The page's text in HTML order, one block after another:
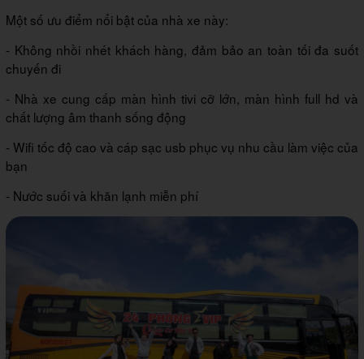
Một số ưu điểm nổi bật của nhà xe này:
- Không nhồi nhét khách hàng, đảm bảo an toàn tối đa suốt
chuyến đi
- Nhà xe cung cấp màn hình tivi cỡ lớn, màn hình full hd và
chất lượng âm thanh sống động
- Wifi tốc độ cao và cáp sạc usb phục vụ nhu cầu làm việc của
bạn
- Nước suối và khăn lạnh miễn phí